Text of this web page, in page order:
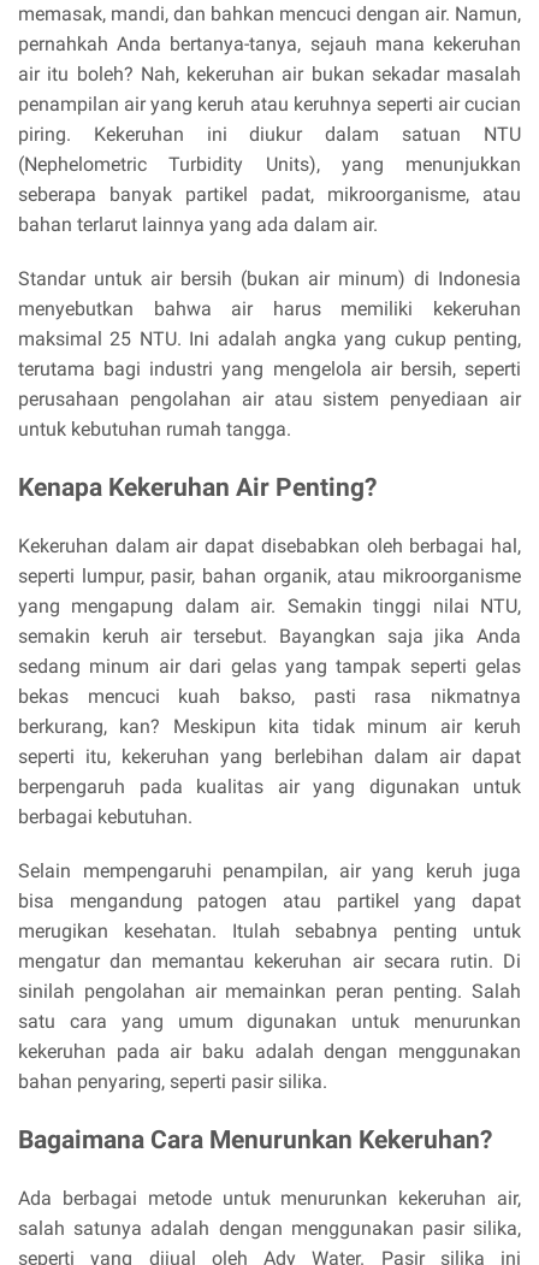
memasak, mandi, dan bahkan mencuci dengan air. Namun,
pernahkah Anda bertanya-tanya, sejauh mana kekeruhan
air itu boleh? Nah, kekeruhan air bukan sekadar masalah
penampilan air yang keruh atau keruhnya seperti air cucian
piring. Kekeruhan ini diukur dalam satuan NTU
(Nephelometric Turbidity Units), yang menunjukkan
seberapa banyak partikel padat, mikroorganisme, atau
bahan terlarut lainnya yang ada dalam air.
Standar untuk air bersih (bukan air minum) di Indonesia
menyebutkan bahwa air harus memiliki kekeruhan
maksimal 25 NTU. Ini adalah angka yang cukup penting,
terutama bagi industri yang mengelola air bersih, seperti
perusahaan pengolahan air atau sistem penyediaan air
untuk kebutuhan rumah tangga.
Kenapa Kekeruhan Air Penting?
Kekeruhan dalam air dapat disebabkan oleh berbagai hal,
seperti lumpur, pasir, bahan organik, atau mikroorganisme
yang mengapung dalam air. Semakin tinggi nilai NTU,
semakin keruh air tersebut. Bayangkan saja jika Anda
sedang minum air dari gelas yang tampak seperti gelas
bekas mencuci kuah bakso, pasti rasa nikmatnya
berkurang, kan? Meskipun kita tidak minum air keruh
seperti itu, kekeruhan yang berlebihan dalam air dapat
berpengaruh pada kualitas air yang digunakan untuk
berbagai kebutuhan.
Selain mempengaruhi penampilan, air yang keruh juga
bisa mengandung patogen atau partikel yang dapat
merugikan kesehatan. Itulah sebabnya penting untuk
mengatur dan memantau kekeruhan air secara rutin. Di
sinilah pengolahan air memainkan peran penting. Salah
satu cara yang umum digunakan untuk menurunkan
kekeruhan pada air baku adalah dengan menggunakan
bahan penyaring, seperti pasir silika.
Bagaimana Cara Menurunkan Kekeruhan?
Ada berbagai metode untuk menurunkan kekeruhan air,
salah satunya adalah dengan menggunakan pasir silika,
seperti yang dijual oleh Ady Water. Pasir silika ini